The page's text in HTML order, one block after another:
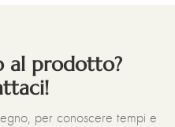
al prodotto?
per conoscere tempi e